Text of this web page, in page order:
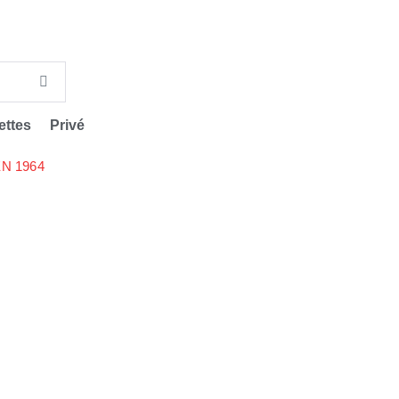
Privé
1964